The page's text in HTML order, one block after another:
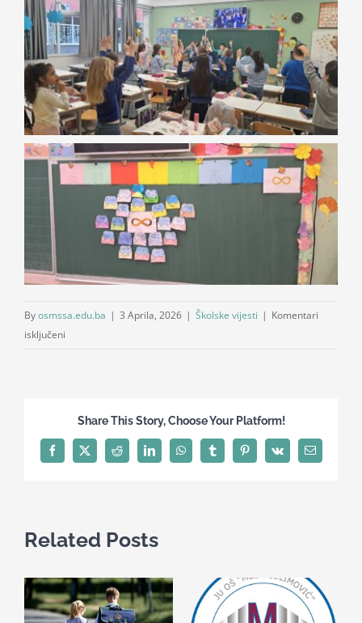
Byosmssa.edu.ba | 3 Aprila, 2026 | Školske vijesti | Komentari
isključeni
dan
Share This Story, Choose Your Platform!
Facebook
X Reddit LinkedInWhatsAppTumblrPinterest
Vk Email
Related Posts